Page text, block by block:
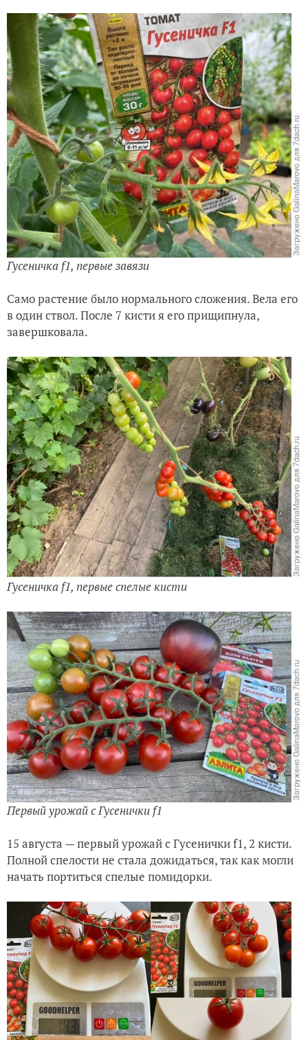
Гусеничка f1, первые завязи
Само растение было нормального сложения. Вела его
в один ствол. После 7 кисти я его прищипнула,
завершковала.
Гусеничка f1, первые спелые кисти
Первый урожай с Гусенички f1
15 августа — первый урожай с Гусенички f1, 2 кисти.
Полной спелости не стала дожидаться, так как могли
начать портиться спелые помидорки.